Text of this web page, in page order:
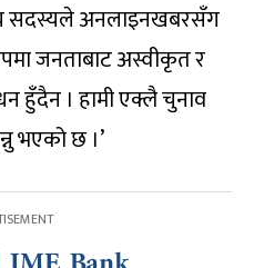
सदस्यले अनलाइनखबरसँग
जनताबाट अस्वीकृत र
हुँदैन । हामी एक्लै चुनाव
भएको छ ।’